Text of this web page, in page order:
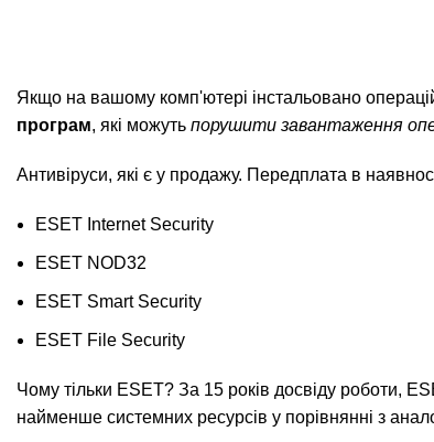
Якщо на вашому комп'ютері інстальовано
програм, які можуть порушити завантаження
Антивіруси, які є у продажу. Передплата в
ESET Internet Security
ESET NOD32
ESET Smart Security
ESET File Security
Чому тільки ESET? За 15 років досвіду роботи,
найменше системних ресурсів у порівнянні з